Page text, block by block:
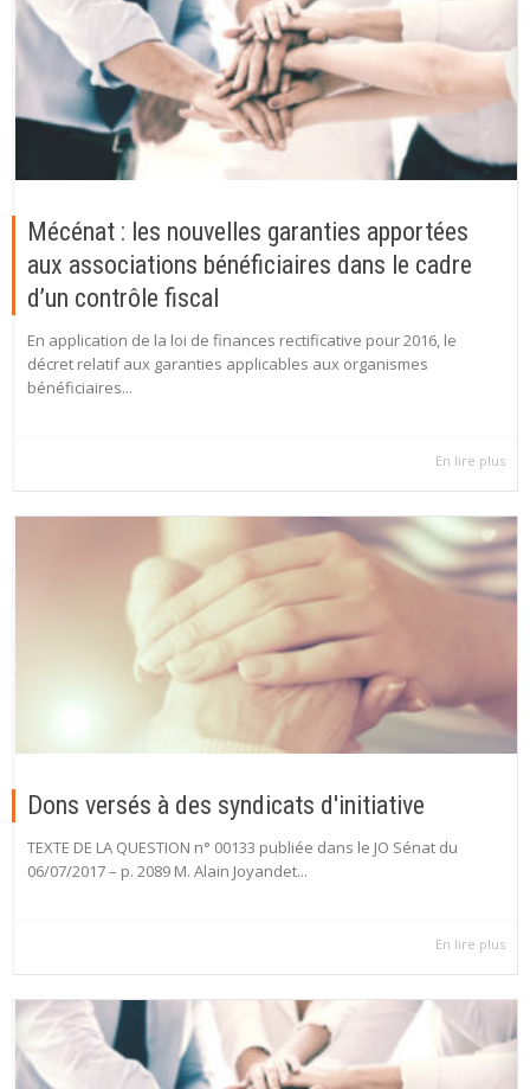
Mécénat : les nouvelles garanties apportées
aux associations bénéficiaires dans le cadre
d’un contrôle fiscal
En application de la loi de finances rectificative pour 2016, le
décret relatif aux garanties applicables aux organismes
bénéficiaires...
En lire plus
Dons versés à des syndicats d'initiative
TEXTE DE LA QUESTION n° 00133 publiée dans le JO Sénat du
06/07/2017 – p. 2089 M. Alain Joyandet...
En lire plus